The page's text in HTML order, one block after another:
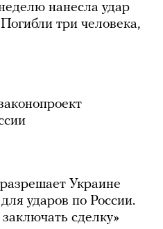
нанесла удар
три человека,
Украине
ударов по России.
сделку»